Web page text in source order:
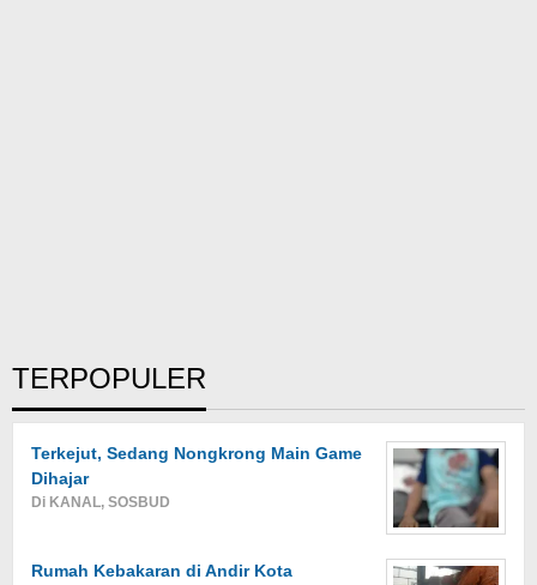
TERPOPULER
Terkejut, Sedang Nongkrong Main Game
Dihajar
Di KANAL, SOSBUD
Rumah Kebakaran di Andir Kota